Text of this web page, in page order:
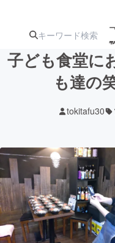
ターン
ジェク
アート・写真
テクノロジー
映像・映画
子ども食堂に
も達の
tokitafu30